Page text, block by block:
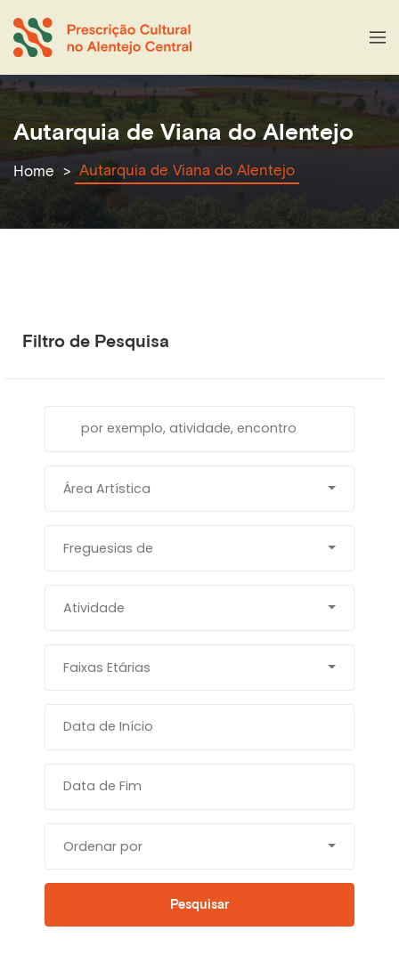
Autarquia de Viana do Alentejo
Home Autarquia de Viana do Alentejo
Filtro de Pesquisa
Área Artística
Freguesias de
Atividade
Faixas Etárias
Ordenar por
Pesquisar